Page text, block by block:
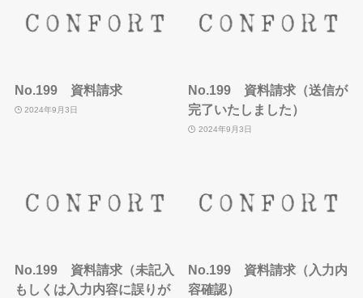
No.199 資料請求
2024年9月3日
No.199 資料請求（送信が
完了いたしました）
2024年9月3日
No.199 資料請求（未記入
もしくは入力内容に誤りが
No.199 資料請求（入力内
容確認）